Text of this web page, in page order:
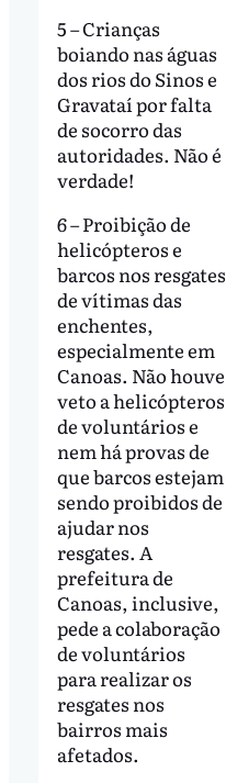
5 – Crianças
boiando nas águas
dos rios do Sinos e
Gravataí por falta
de socorro das
autoridades. Não é
verdade!
6 – Proibição de
helicópteros e
barcos nos resgates
de vítimas das
enchentes,
especialmente em
Canoas. Não houve
veto a helicópteros
de voluntários e
nem há provas de
que barcos estejam
sendo proibidos de
ajudar nos
resgates. A
prefeitura de
Canoas, inclusive,
pede a colaboração
de voluntários
para realizar os
resgates nos
bairros mais
afetados.